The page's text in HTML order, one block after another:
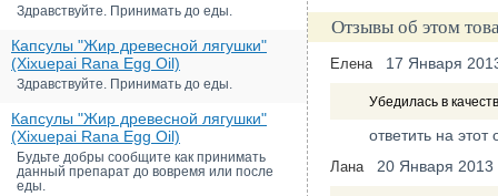
Здравствуйте. Принимать до еды.
Капсулы "Жир древесной лягушки"
(Xixuepai Rana Egg Oil)
Здравствуйте. Принимать до еды.
Капсулы "Жир древесной лягушки"
(Xixuepai Rana Egg Oil)
Будьте добры сообщите как принимать
данный препарат до вовремя или после
еды.
Отзывы об этом
Елена 17 Января
Убедилась в
ответить на этот
Лана 20 Января 2013